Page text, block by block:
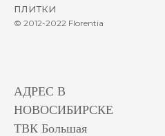
плитки
© 2012-2022 Florentia
АДРЕС В
НОВОСИБИРСКЕ
ТВК Большая